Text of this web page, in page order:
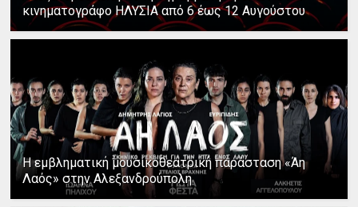
κινηματογράφο ΗΛΥΣΙΑ από 6 έως 12 Αυγούστου
Η εμβληματική μουσικοθεατρική παράσταση «Άη
Λαός» στην Αλεξανδρούπολη